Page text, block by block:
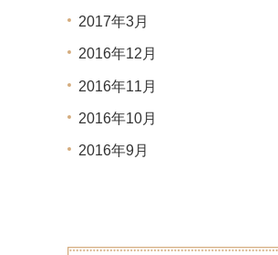
2017年3月
2016年12月
2016年11月
2016年10月
2016年9月